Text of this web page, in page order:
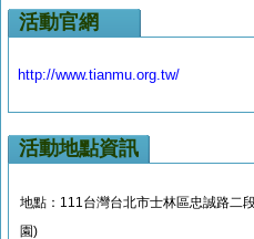
活動官網
http://www.tianmu.org.tw/
活動地點資訊
地點：111台灣台北市士林區忠誠路二
園)